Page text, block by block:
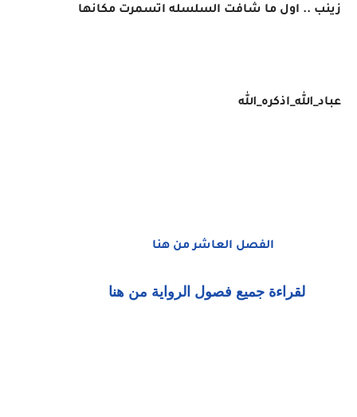
زينب .. اول ما شافت السلسله اتسمرت مكانها
عباد_الله_اذكره_الله
الفصل العاشر من هنا
لقراءة جميع فصول الرواية من هنا